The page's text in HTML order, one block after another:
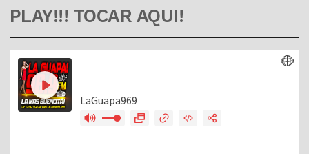
PLAY!!! TOCAR AQUI!